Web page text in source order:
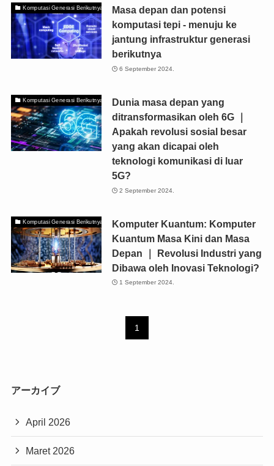
Komputasi Generasi Berikutnya
Masa depan dan potensi
komputasi tepi - menuju ke
jantung infrastruktur generasi
berikutnya
6 September 2024.
Komputasi Generasi Berikutnya
Dunia masa depan yang
ditransformasikan oleh 6G ｜
Apakah revolusi sosial besar
yang akan dicapai oleh
teknologi komunikasi di luar
5G?
2 September 2024.
Komputasi Generasi Berikutnya
Komputer Kuantum: Komputer
Kuantum Masa Kini dan Masa
Depan ｜ Revolusi Industri yang
Dibawa oleh Inovasi Teknologi?
1 September 2024.
1
アーカイブ
April 2026
Maret 2026